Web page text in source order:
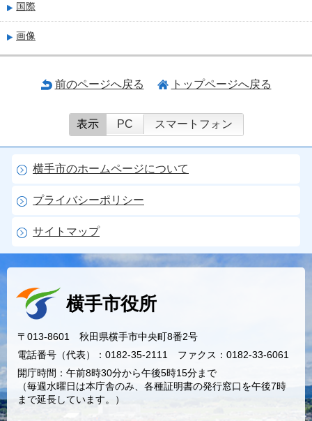
国際
画像
前のページへ戻る トップページへ戻る
表示 PC スマートフォン
横手市のホームページについて
プライバシーポリシー
サイトマップ
横手市役所
〒013-8601 秋田県横手市中央町8番2号
電話番号（代表）：0182-35-2111 ファクス：0182-33-6061
開庁時間：午前8時30分から午後5時15分まで
（毎週水曜日は本庁舎のみ、各種証明書の発行窓口を午後7時
まで延長しています。）